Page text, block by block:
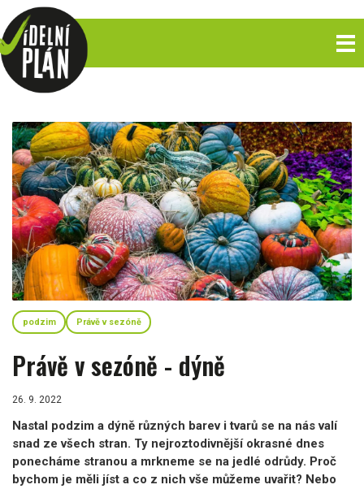
podzim Právě v sezóně
Právě v sezóně - dýně
26. 9. 2022
Nastal podzim a dýně různých barev i tvarů se na nás valí
snad ze všech stran. Ty nejroztodivnější okrasné dnes
ponecháme stranou a mrkneme se na jedlé odrůdy. Proč
bychom je měli jíst a co z nich vše můžeme uvařit? Nebo